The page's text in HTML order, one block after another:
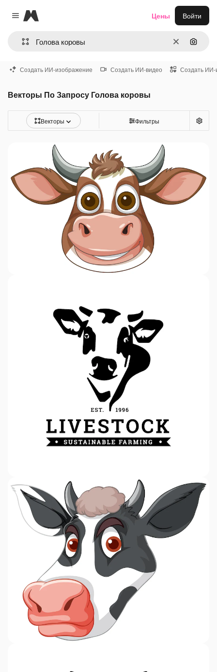
Close menu
Magnific
ОчиститьПоиск
Цены Войти
Создать ИИ-изображение Создать ИИ-видео Создать ИИ-
Векторы По Запросу Голова коровы
Векторы Фильтры